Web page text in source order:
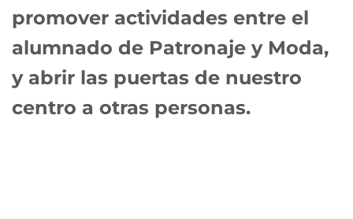
promover actividades entre el
alumnado de Patronaje y Moda,
y abrir las puertas de nuestro
centro a otras personas.